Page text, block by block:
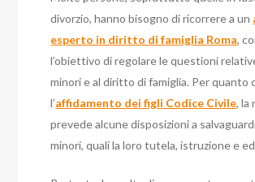
divorzio, hanno bisogno di ricorrere a un
esperto in diritto di famiglia Roma,
l’obiettivo di regolare le questioni
minori e al diritto di famiglia. Per quanto
l’affidamento dei figli Codice Civile, la
prevede alcune disposizioni a
minori, quali la loro tutela, istruzione e